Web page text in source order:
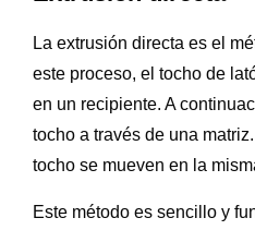
La extrusión directa es el
este proceso, el tocho de
en un recipiente. A
tocho a través de una
tocho se mueven en la
Este método es sencillo y